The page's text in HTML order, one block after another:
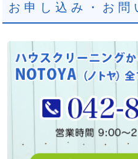
お申し込み・お問